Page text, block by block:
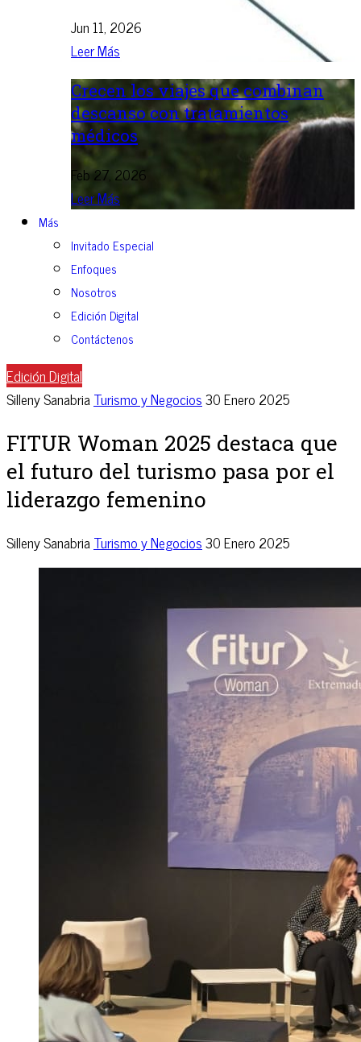
Jun 11, 2026
Leer Más
Crecen los viajes que combinan
descanso con tratamientos
médicos
Feb 27, 2026
Leer Más
Más
Invitado Especial
Enfoques
Nosotros
Edición Digital
Contáctenos
Edición Digital
Silleny SanabriaTurismo y Negocios30 Enero 2025
FITUR Woman 2025 destaca que
el futuro del turismo pasa por el
liderazgo femenino
Silleny SanabriaTurismo y Negocios30 Enero 2025